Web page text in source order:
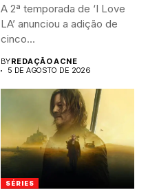
A 2ª temporada de ‘I Love
LA’ anunciou a adição de
cinco...
BYREDAÇÃO ACNE
5 DE AGOSTO DE 2026
SÉRIES